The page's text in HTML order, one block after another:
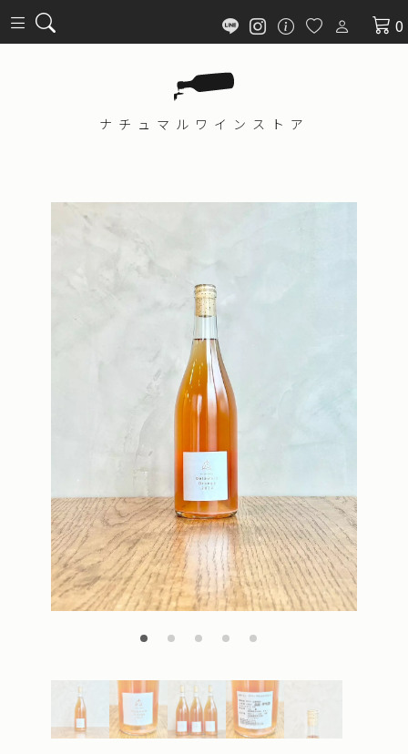
0
ナチュマル ワインストア